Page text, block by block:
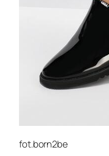
fot.born2be